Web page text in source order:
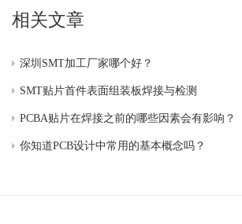
相关文章
深圳SMT加工厂家哪个好？
SMT贴片首件表面组装板焊接与检测
PCBA贴片在焊接之前的哪些因素会有影响？
你知道PCB设计中常用的基本概念吗？